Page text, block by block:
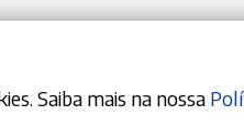
Saiba mais na nossa